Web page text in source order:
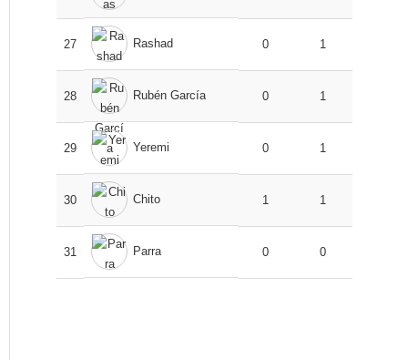
27 Rashad 0 1
28 Rubén García 0 1
29 Yeremi 0 1
30 Chito 1 1
31 Parra 0 0